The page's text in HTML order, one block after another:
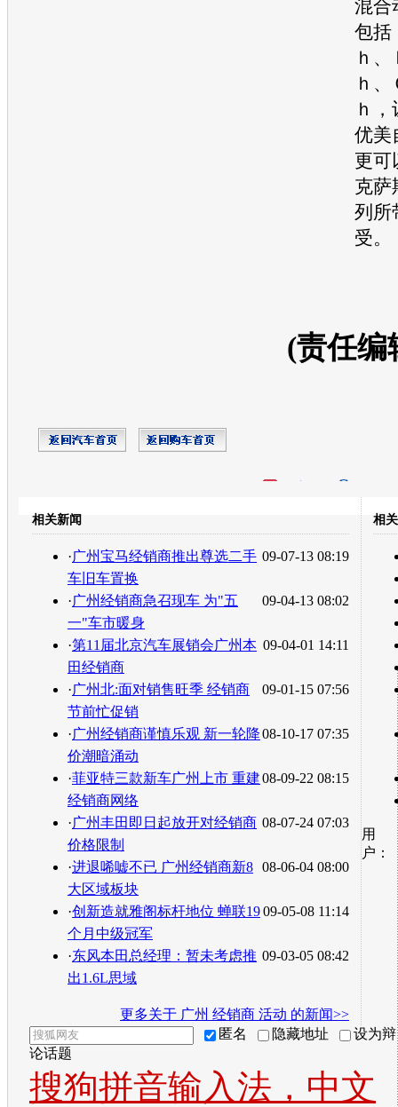
混合
包括
ｈ
ｈ
ｈ
优美
更可
克萨
列所
受。
(责任编
转发至：
相关新闻
09-07-13 08:19
·广州宝马经销商推出尊选二手
车旧车置换
09-04-13 08:02
·广州经销商急召现车 为"五
一"车市暖身
09-04-01 14:11
·第11届北京汽车展销会广州本
田经销商
09-01-15 07:56
·广州北:面对销售旺季 经销商
节前忙促销
08-10-17 07:35
·广州经销商谨慎乐观 新一轮降
价潮暗涌动
08-09-22 08:15
·菲亚特三款新车广州上市 重建
经销商网络
08-07-24 07:03
·广州丰田即日起放开对经销商
价格限制
08-06-04 08:00
·进退唏嘘不已 广州经销商新8
大区域板块
09-05-08 11:14
·创新造就雅阁标杆地位 蝉联19
个月中级冠军
09-03-05 08:42
·东风本田总经理：暂未考虑推
出1.6L思域
更多关于 广州 经销商 活动 的新闻>>
相
用
户：
匿名 隐藏地址
设为辩
论话题
搜狗拼音输入法，中文